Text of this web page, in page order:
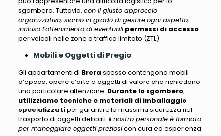
sgombero. Tuttavia, con il giusto approccio
organizzativo, siamo in grado di gestire ogni aspetto,
incluso l’ottenimento di eventuali permessi di accesso
per veicoli nelle zone a traffico limitato (ZTL).
Mobili e Oggetti di Pregio
Gli appartamenti di Brera spesso contengono mobili
d’epoca, opere d’arte e oggetti di valore che richiedono
una particolare attenzione. Durante lo sgombero,
utilizziamo tecniche e materiali di imballaggio
specializzatiper garantire la massima sicurezza nel
trasporto di oggetti delicati. Il nostro personale è formato
per maneggiare oggetti preziosicon cura ed esperienza.